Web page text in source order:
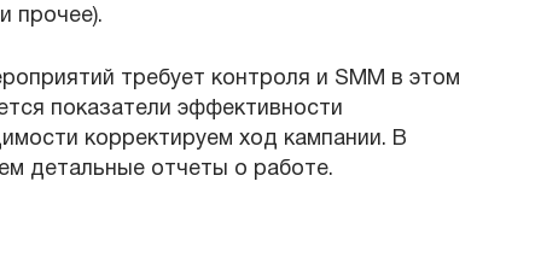
прочее).
требует контроля и SMM в этом
показатели эффективности
корректируем ход кампании. В
детальные отчеты о работе.